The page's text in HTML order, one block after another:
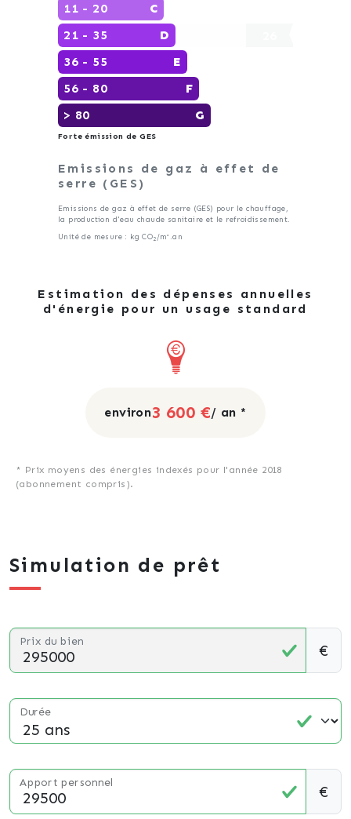
C
11 - 20
D
21 - 35
E
36 - 55
F
56 - 80
G
> 80
Forte émission de GES
Emissions de gaz à effet de
serre (GES)
Emissions de gaz à effet de serre (GES) pour le chauffage,
la production d'eau chaude sanitaire et le refroidissement.
Unité de mesure : kg CO2 /m².an
Estimation des dépenses annuelles
d'énergie pour un usage standard
environ3 600 €/ an *
* Prix moyens des énergies indexés pour l'année 2018
(abonnement compris).
Simulation de prêt
Prix du bien €
Durée
Apport personnel €